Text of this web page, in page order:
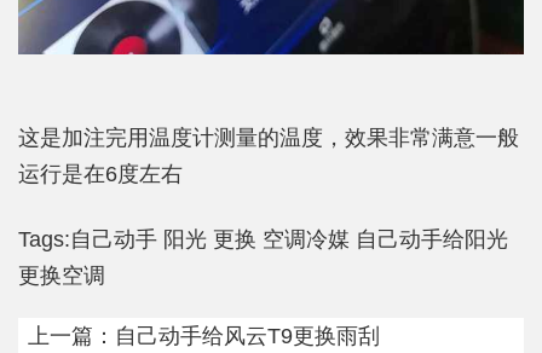
这是加注完用温度计测量的温度，效果非常满意一般
运行是在6度左右
Tags:自己动手 阳光 更换 空调冷媒 自己动手给阳光
更换空调
上一篇： 自己动手给风云T9更换雨刮